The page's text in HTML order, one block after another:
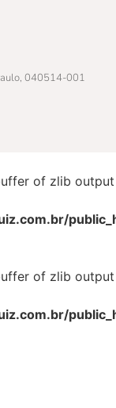
040514-001
of zlib output
of zlib output